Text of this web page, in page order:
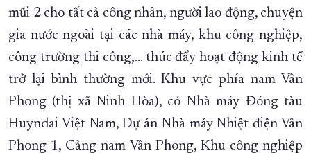
XÂY DỰNG NÔNG THÔN MỚI LỊCH CẮT ĐIỆN
TÀU - XE - MÁY BAY
KỶ NIỆM 370 NĂM XÂY DỰNG VÀ PHÁT TRIỂN TỈNH KHÁNH HÒA
KHOẢNH KHẮC ĐẸP XỨ TRẦM
XÂY DỰNG KHÁNH HÒA TRỞ THÀNH THÀNH PHỐ TRỰC THUỘC
ĐẠI HỘI ĐẢNG CÁC CẤP TRANG CHỦ VỀ BÁO KHÁNH HÒA
mũi 2 cho tất cả công nhân, người lao động, chuyện
gia nước ngoài tại các nhà máy, khu công nghiệp,
công trường thi công,... thúc đẩy hoạt động kinh tế
trở lại bình thường mới. Khu vực phía nam Vân
Phong (thị xã Ninh Hòa), có Nhà máy Đóng tàu
Huyndai Việt Nam, Dự án Nhà máy Nhiệt điện Vân
Phong 1, Cảng nam Vân Phong, Khu công nghiệp